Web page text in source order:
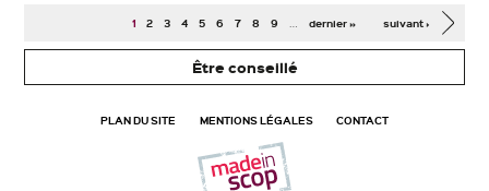
1 2 3 4 5 6 7 8 9 suivant ›
dernier »
Être conseillé
PLAN DU SITE MENTIONS LÉGALES CONTACT